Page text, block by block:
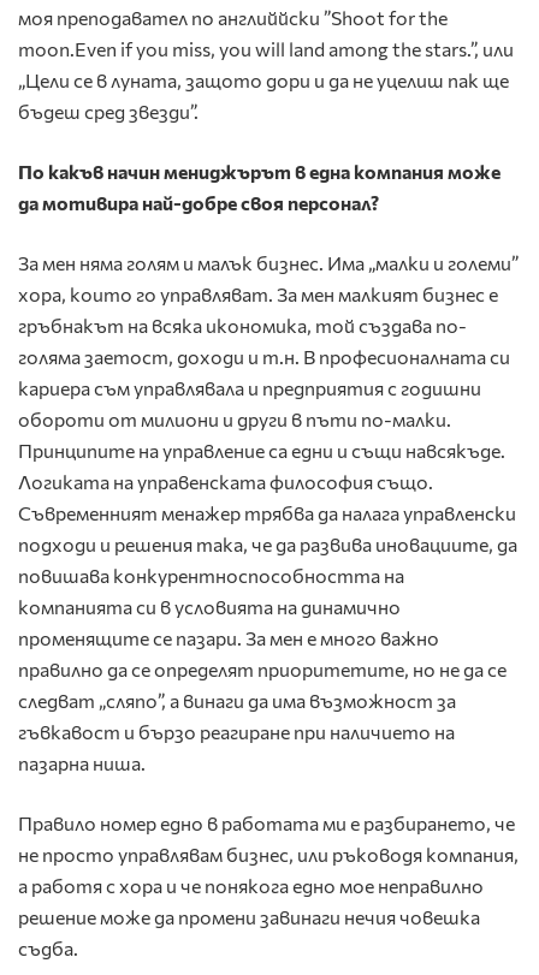
моя преподавател по английйски ”Shoot for the
moon.Even if you miss, you will land among the stars.”, или
„Цели се в луната, защото дори и да не уцелиш пак ще
бъдеш сред звезди”.
По какъв начин мениджърът в една компания може
да мотивира най-добре своя персонал?
За мен няма голям и малък бизнес. Има „малки и големи”
хора, които го управляват. За мен малкият бизнес е
гръбнакът на всяка икономика, той създава по-
голяма заетост, доходи и т.н. В професионалната си
кариера съм управлявала и предприятия с годишни
обороти от милиони и други в пъти по-малки.
Принципите на управление са едни и същи навсякъде.
Логиката на управенската философия също.
Съвременният менажер трябва да налага управленски
подходи и решения така, че да развива иновациите, да
повишава конкурентноспособността на
компанията си в условията на динамично
променящите се пазари. За мен е много важно
правилно да се определят приоритетите, но не да се
следват „сляпо”, а винаги да има възможност за
гъвкавост и бързо реагиране при наличието на
пазарна ниша.
Правило номер едно в работата ми е разбирането, че
не просто управлявам бизнес, или ръководя компания,
а работя с хора и че понякога едно мое неправилно
решение може да промени завинаги нечия човешка
съдба.